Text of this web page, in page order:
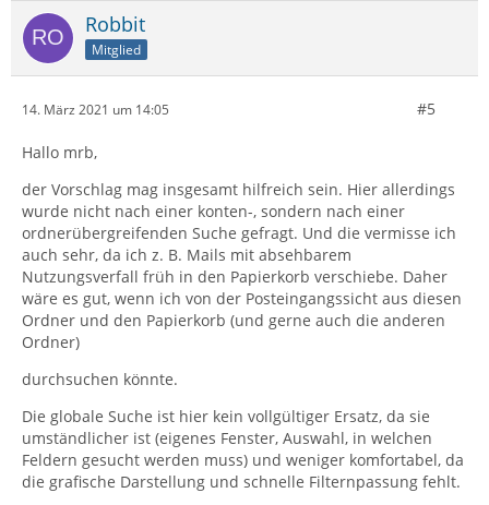
Robbit
Mitglied
14. März 2021 um 14:05 #5
Hallo mrb,
der Vorschlag mag insgesamt hilfreich sein. Hier allerdings
wurde nicht nach einer konten-, sondern nach einer
ordnerübergreifenden Suche gefragt. Und die vermisse ich
auch sehr, da ich z. B. Mails mit absehbarem
Nutzungsverfall früh in den Papierkorb verschiebe. Daher
wäre es gut, wenn ich von der Posteingangssicht aus diesen
Ordner und den Papierkorb (und gerne auch die anderen
Ordner)
durchsuchen könnte.
Die globale Suche ist hier kein vollgültiger Ersatz, da sie
umständlicher ist (eigenes Fenster, Auswahl, in welchen
Feldern gesucht werden muss) und weniger komfortabel, da
die grafische Darstellung und schnelle Filternpassung fehlt.